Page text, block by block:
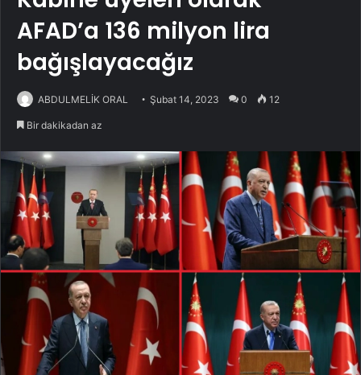
AFAD’a 136 milyon lira
bağışlayacağız
ABDULMELİK ORAL Şubat 14, 2023 0 12
Bir dakikadan az